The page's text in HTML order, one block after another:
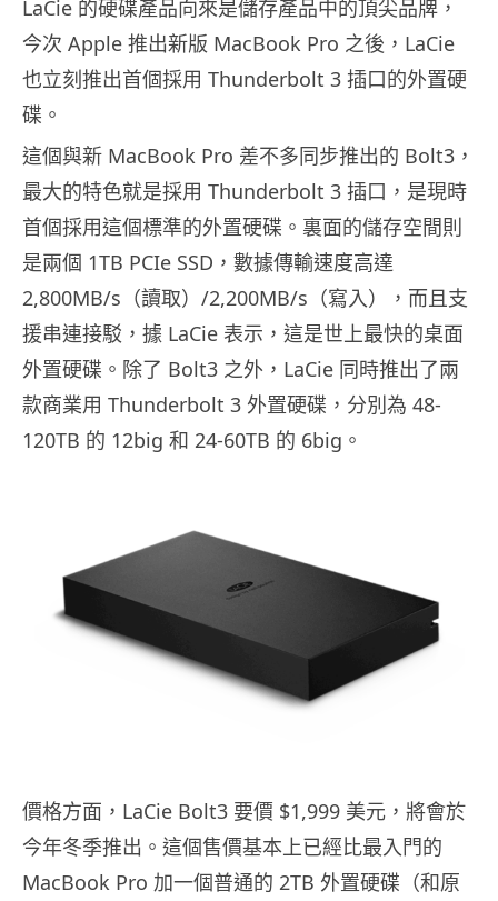
LaCie 的硬碟產品向來是儲存產品中的頂尖品牌，
今次 Apple 推出新版 MacBook Pro 之後，LaCie
也立刻推出首個採用 Thunderbolt 3 插口的外置硬
碟。
這個與新 MacBook Pro 差不多同步推出的 Bolt3，
最大的特色就是採用 Thunderbolt 3 插口，是現時
首個採用這個標準的外置硬碟。裏面的儲存空間則
是兩個 1TB PCIe SSD，數據傳輸速度高達
2,800MB/s（讀取）/2,200MB/s（寫入），而且支
援串連接駁，據 LaCie 表示，這是世上最快的桌面
外置硬碟。除了 Bolt3 之外，LaCie 同時推出了兩
款商業用 Thunderbolt 3 外置硬碟，分別為 48-
120TB 的 12big 和 24-60TB 的 6big。
價格方面，LaCie Bolt3 要價 $1,999 美元，將會於
今年冬季推出。這個售價基本上已經比最入門的
MacBook Pro 加一個普通的 2TB 外置硬碟（和原